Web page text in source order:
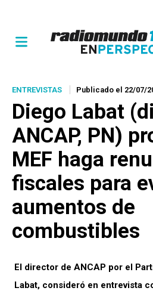
ENTREVISTAS Publicado el 22/07/
Diego Labat
ANCAP, PN)
MEF haga
fiscales para
aumentos de
combustibles
El director de ANCAP por el
Labat, consideró en entrevista